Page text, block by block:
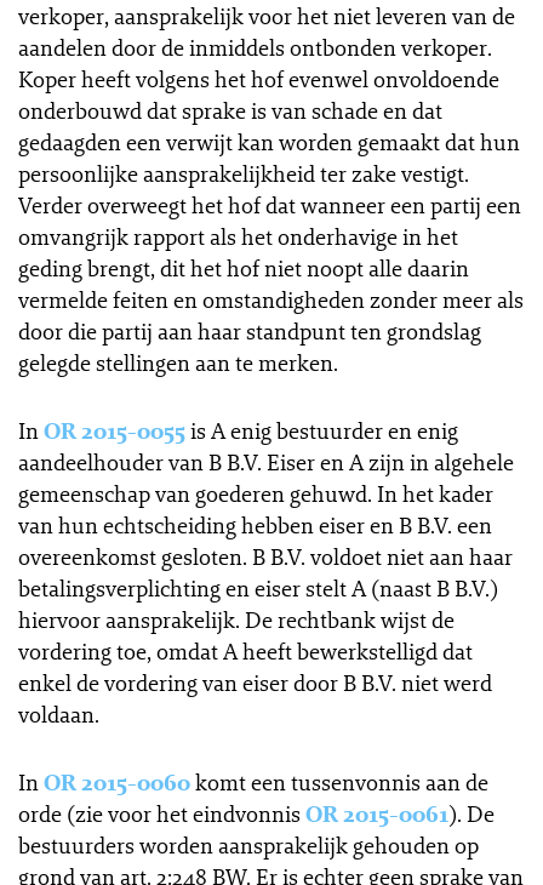
verkoper, aansprakelijk voor het niet leveren van de
aandelen door de inmiddels ontbonden verkoper.
Koper heeft volgens het hof evenwel onvoldoende
onderbouwd dat sprake is van schade en dat
gedaagden een verwijt kan worden gemaakt dat hun
persoonlijke aansprakelijkheid ter zake vestigt.
Verder overweegt het hof dat wanneer een partij een
omvangrijk rapport als het onderhavige in het
geding brengt, dit het hof niet noopt alle daarin
vermelde feiten en omstandigheden zonder meer als
door die partij aan haar standpunt ten grondslag
gelegde stellingen aan te merken.
InOR 2015-0055is A enig bestuurder en enig
aandeelhouder van B B.V. Eiser en A zijn in algehele
gemeenschap van goederen gehuwd. In het kader
van hun echtscheiding hebben eiser en B B.V. een
overeenkomst gesloten. B B.V. voldoet niet aan haar
betalingsverplichting en eiser stelt A (naast B B.V.)
hiervoor aansprakelijk. De rechtbank wijst de
vordering toe, omdat A heeft bewerkstelligd dat
enkel de vordering van eiser door B B.V. niet werd
voldaan.
InOR 2015-0060komt een tussenvonnis aan de
orde (zie voor het eindvonnis OR 2015-0061). De
bestuurders worden aansprakelijk gehouden op
grond van art. 2:248 BW. Er is echter geen sprake van